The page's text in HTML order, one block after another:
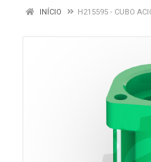
INÍCIO H215595 - CUBO